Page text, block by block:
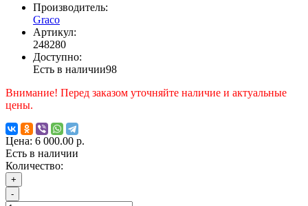
Производитель:
Graco
Артикул:
248280
Доступно:
Есть в наличии98
Внимание! Перед заказом уточняйте наличие и актуальные
цены.
Цена: 6 000.00 р.
Есть в наличии
Количество:
+
-